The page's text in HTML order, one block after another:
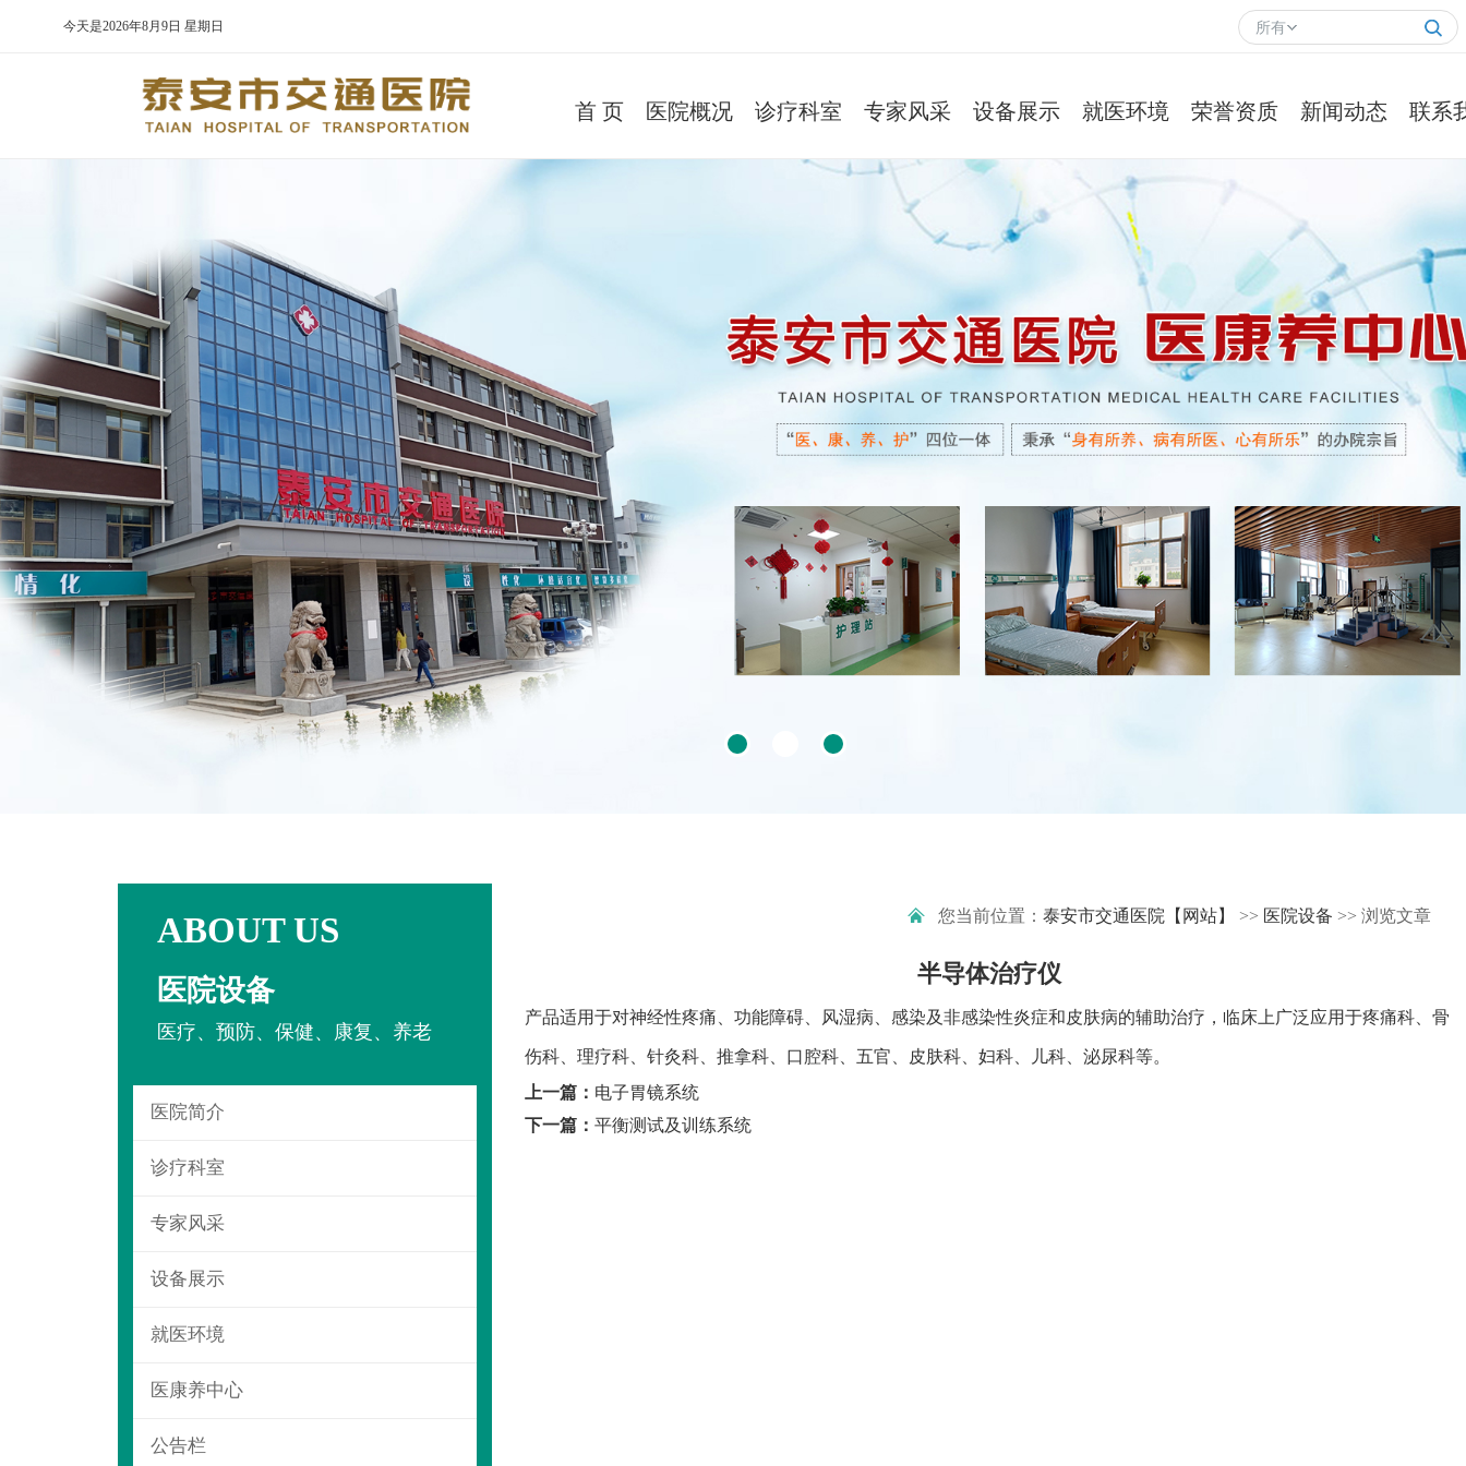
今天是2026年8月9日 星期日 所有
首 页 医院概况 诊疗科室 专家风采 设备展示 就医环境 荣誉资质 新闻动态 联系
ABOUT US
医院设备
医疗、预防、保健、康复、养老
医院简介
诊疗科室
专家风采
设备展示
就医环境
医康养中心
公告栏
您当前位置： 泰安市交通医院【网站】 >> 医院设备 >> 浏览文章
半导体治疗仪
产品适用于对神经性疼痛、功能障碍、风湿病、感染及非感染性炎症和皮肤病的辅助治疗，临床上广泛应用于疼痛科、骨
伤科、理疗科、针灸科、推拿科、口腔科、五官、皮肤科、妇科、儿科、泌尿科等。
上一篇： 电子胃镜系统
下一篇： 平衡测试及训练系统